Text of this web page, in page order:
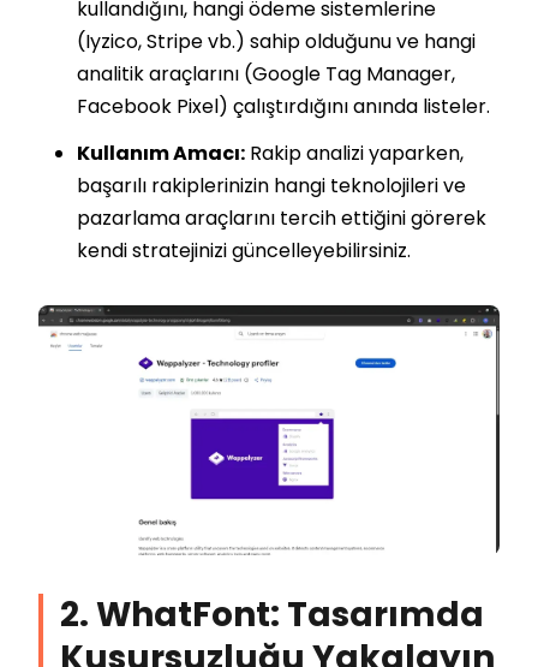
kullandığını, hangi ödeme sistemlerine
(Iyzico, Stripe vb.) sahip olduğunu ve hangi
analitik araçlarını (Google Tag Manager,
Facebook Pixel) çalıştırdığını anında listeler.
Kullanım Amacı: Rakip analizi yaparken,
başarılı rakiplerinizin hangi teknolojileri ve
pazarlama araçlarını tercih ettiğini görerek
kendi stratejinizi güncelleyebilirsiniz.
2. WhatFont: Tasarımda